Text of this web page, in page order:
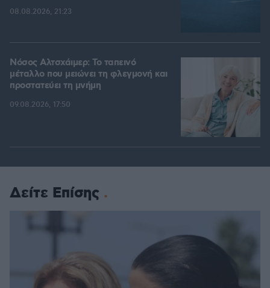
08.08.2026, 21:23
Νόσος Αλτσχάιμερ: Το ταπεινό
μέταλλο που μειώνει τη φλεγμονή και
προστατεύει τη μνήμη
09.08.2026, 17:50
Δείτε Επίσης